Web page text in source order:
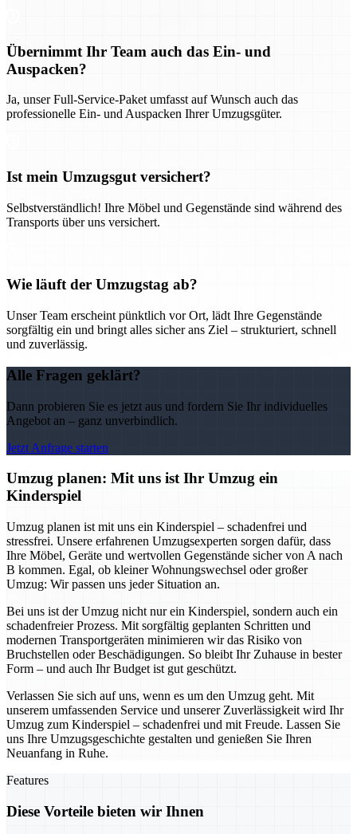
Übernimmt Ihr Team auch das Ein- und
Auspacken?
Ja, unser Full-Service-Paket umfasst auf Wunsch auch das
professionelle Ein- und Auspacken Ihrer Umzugsgüter.
Ist mein Umzugsgut versichert?
Selbstverständlich! Ihre Möbel und Gegenstände sind während des
Transports über uns versichert.
Wie läuft der Umzugstag ab?
Unser Team erscheint pünktlich vor Ort, lädt Ihre Gegenstände
sorgfältig ein und bringt alles sicher ans Ziel – strukturiert, schnell
und zuverlässig.
Alle Fragen geklärt?
Dann probieren Sie es jetzt aus und fordern Sie Ihr individuelles
Angebot an – ganz unverbindlich.
Jetzt Anfrage starten
Umzug planen: Mit uns ist Ihr Umzug ein
Kinderspiel
Umzug planen ist mit uns ein Kinderspiel – schadenfrei und
stressfrei. Unsere erfahrenen Umzugsexperten sorgen dafür, dass
Ihre Möbel, Geräte und wertvollen Gegenstände sicher von A nach
B kommen. Egal, ob kleiner Wohnungswechsel oder großer
Umzug: Wir passen uns jeder Situation an.
Bei uns ist der Umzug nicht nur ein Kinderspiel, sondern auch ein
schadenfreier Prozess. Mit sorgfältig geplanten Schritten und
modernen Transportgeräten minimieren wir das Risiko von
Bruchstellen oder Beschädigungen. So bleibt Ihr Zuhause in bester
Form – und auch Ihr Budget ist gut geschützt.
Verlassen Sie sich auf uns, wenn es um den Umzug geht. Mit
unserem umfassenden Service und unserer Zuverlässigkeit wird Ihr
Umzug zum Kinderspiel – schadenfrei und mit Freude. Lassen Sie
uns Ihre Umzugsgeschichte gestalten und genießen Sie Ihren
Neuanfang in Ruhe.
Features
Diese Vorteile bieten wir Ihnen